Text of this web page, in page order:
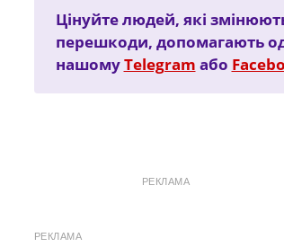
Цінуйте людей, які
перешкоди, допомагають
нашомуTelegram або
РЕКЛАМА
РЕКЛАМА